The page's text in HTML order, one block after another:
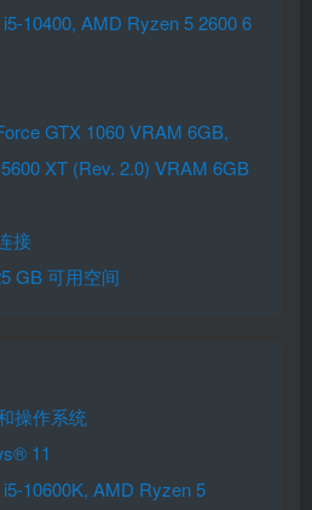
10400, AMD Ryzen 5 2600 6
GTX 1060 VRAM 6GB,
XT (Rev. 2.0) VRAM 6GB
接
GB 可用空间
操作系统
11
10600K, AMD Ryzen 5